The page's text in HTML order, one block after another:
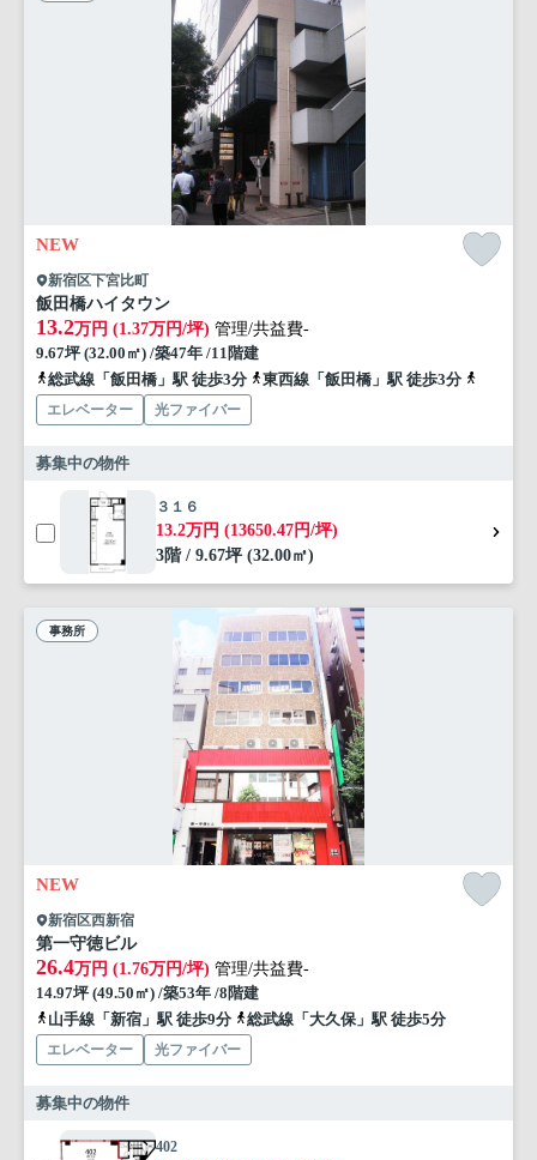
NEW
新宿区下宮比町
飯田橋ハイタウン
13.2万円 (1.37万円/坪) 管理/共益費-
9.67坪 (32.00㎡) /築47年 /11階建
総武線「飯田橋」駅 徒歩3分
東西線「飯田橋」駅 徒歩3分
エレベーター 光ファイバー
募集中の物件
３１６
13.2万円 (13650.47円/坪)
3階 / 9.67坪 (32.00㎡)
事務所
NEW
新宿区西新宿
第一守徳ビル
26.4万円 (1.76万円/坪) 管理/共益費-
14.97坪 (49.50㎡) /築53年 /8階建
山手線「新宿」駅 徒歩9分
総武線「大久保」駅 徒歩5分
エレベーター 光ファイバー
募集中の物件
402